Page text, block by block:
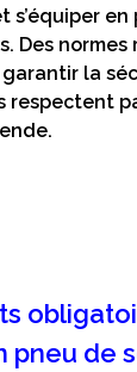
en
Des
la
respectent
pneu de